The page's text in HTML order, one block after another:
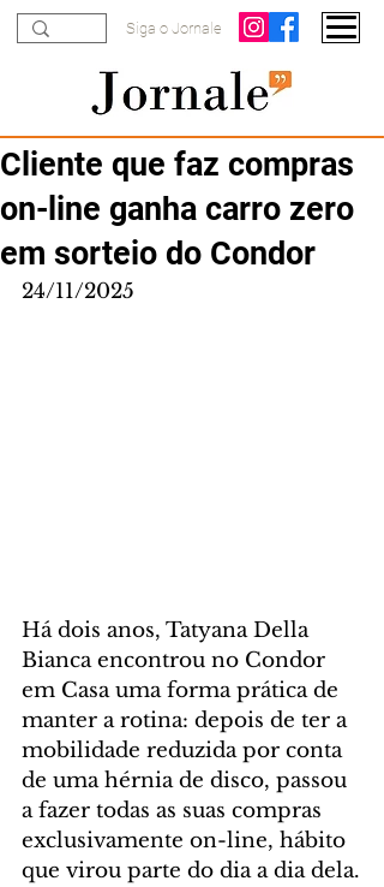
Siga o Jornale
Cliente que faz compras
on-line ganha carro zero
em sorteio do Condor
24/11/2025
Há dois anos, Tatyana Della
Bianca encontrou no Condor
em Casa uma forma prática de
manter a rotina: depois de ter a
mobilidade reduzida por conta
de uma hérnia de disco, passou
a fazer todas as suas compras
exclusivamente on-line, hábito
que virou parte do dia a dia dela.